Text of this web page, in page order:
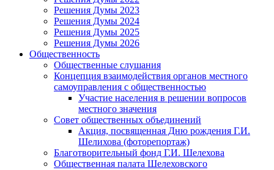
Решения Думы 2023
Решения Думы 2024
Решения Думы 2025
Решения Думы 2026
Общественность
Общественные слушания
Концепция взаимодействия органов местного
самоуправления с общественностью
Участие населения в решении вопросов
местного значения
Совет общественных объединений
Акция, посвященная Дню рождения Г.И.
Шелихова (фоторепортаж)
Благотворительный фонд Г.И. Шелехова
Общественная палата Шелеховского